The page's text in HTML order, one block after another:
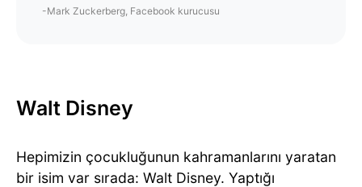
-Mark Zuckerberg, Facebook kurucusu
Walt Disney
Hepimizin çocukluğunun kahramanlarını yaratan
bir isim var sırada: Walt Disney. Yaptığı